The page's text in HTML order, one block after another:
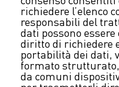
richiedere l’elenco
responsabili del
dati possono
diritto di richiedere
portabilità dei dati,
formato
da comuni